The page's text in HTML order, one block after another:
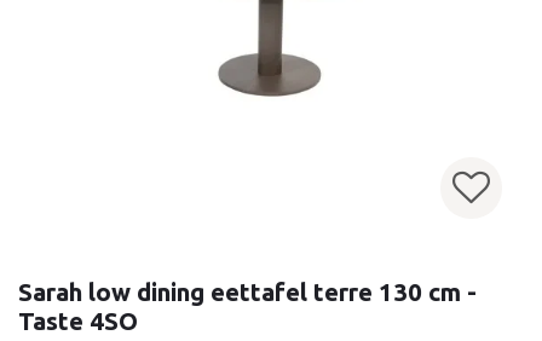
Sarah low dining eettafel terre 130 cm -
Taste 4SO